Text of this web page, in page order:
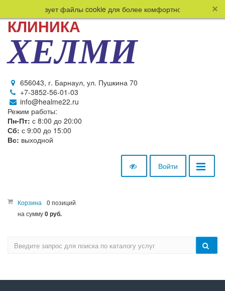
использует файлы cookie для более комфортной работы
КЛИНИКА
ХЕЛМИ
656043, г. Барнаул, ул. Пушкина 70
+7-3852-56-01-03
info@healme22.ru
Режим работы:
Пн-Пт: с 8:00 до 20:00
Сб: с 9:00 до 15:00
Вс: выходной
Войти
Корзина
0 позиций
на сумму0 руб.